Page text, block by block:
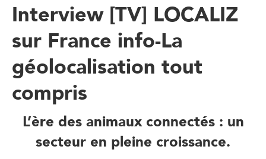
Interview [TV] LOCALIZ
sur France info-La
géolocalisation tout
compris
L’ère des animaux connectés : un
secteur en pleine croissance.